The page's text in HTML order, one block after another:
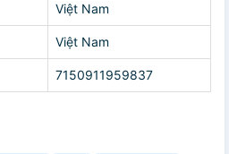
Việt Nam
Việt Nam
7150911959837